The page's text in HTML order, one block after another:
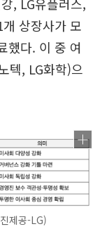
, LG유플러스,
상장사가 모
했다. 이 중 여
텍, LG화학)으
제공-LG)